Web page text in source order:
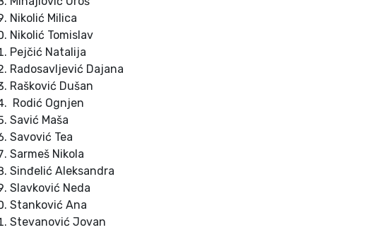
Nikolić Milica
Nikolić Tomislav
Pejčić Natalija
Radosavljević Dajana
Rašković Dušan
Rodić Ognjen
Savić Maša
Savović Tea
Sarmeš Nikola
Sinđelić Aleksandra
Slavković Neda
Stanković Ana
Stevanović Jovan